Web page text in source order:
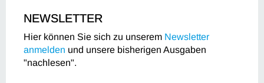
NEWSLETTER
Hier können Sie sich zu unserem Newsletter
anmelden und unsere bisherigen Ausgaben
"nachlesen".